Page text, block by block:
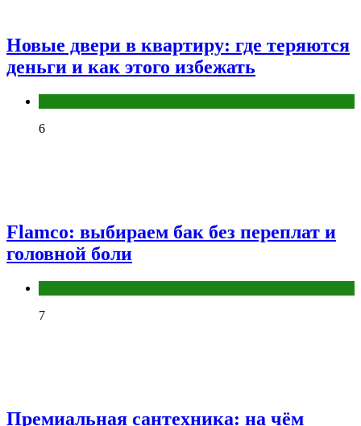
Новые двери в квартиру: где теряются
деньги и как этого избежать
6
Flamco: выбираем бак без переплат и
головной боли
7
Премиальная сантехника: на чём